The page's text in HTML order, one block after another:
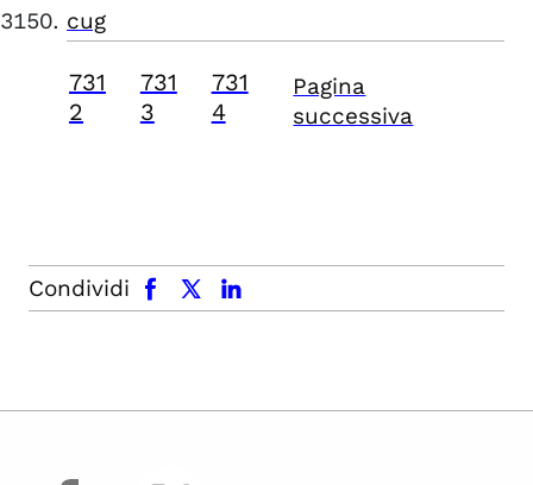
cug
731
2
731
3
731
4
Pagina
successiva
Condividi
facebook x.com linkedin